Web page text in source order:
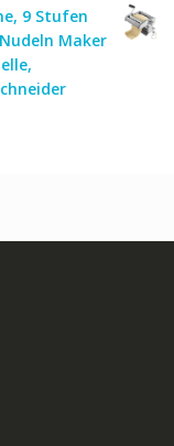
9 Stufen
Maker